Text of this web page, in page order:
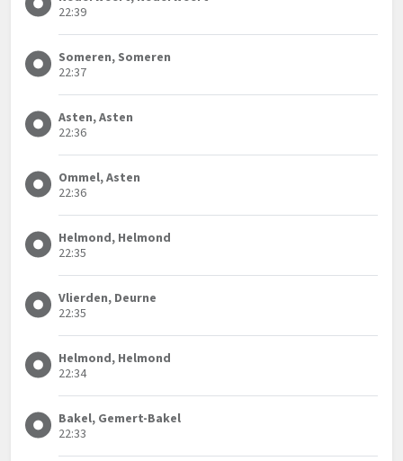
22:39
Someren, Someren
22:37
Asten, Asten
22:36
Ommel, Asten
22:36
Helmond, Helmond
22:35
Vlierden, Deurne
22:35
Helmond, Helmond
22:34
Bakel, Gemert-Bakel
22:33